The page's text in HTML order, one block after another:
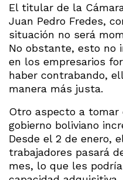
El titular de la
Juan Pedro Fredes,
situación no será
No obstante, esto no
en los empresarios
haber contrabando,
manera más justa.
Otro aspecto a
gobierno boliviano
Desde el 2 de enero,
trabajadores pasará
mes, lo que les